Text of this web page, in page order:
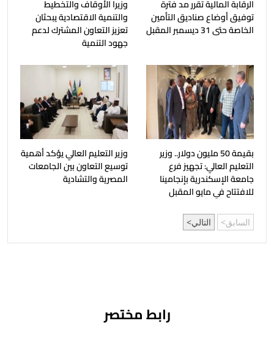
الرقابة المالية تقرر مد فترة
توفيق أوضاع صناديق التأمين
الخاصة حتى 31 ديسمبر المقبل
وزيرا الأوقاف والتخطيط
والتنمية الاقتصادية يبحثان
تعزيز التعاون المشترك لدعم
جهود التنمية
بقيمة 50 مليون دولار.. وزير
التعليم العالي: تجهيز فرع
جامعة الإسكندرية بإنجامينا
للافتتاح في مايو المقبل
وزير التعليم العالي يؤكد أهمية
توسيع التعاون بين الجامعات
المصرية والتشادية
السابق التالي
رابط مختصر